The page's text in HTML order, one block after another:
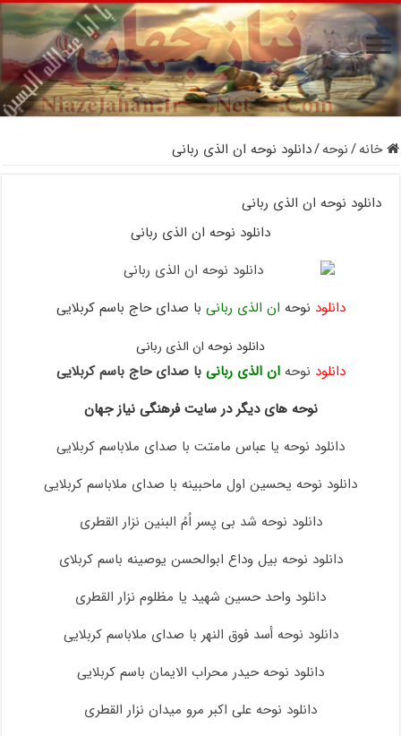
خانه/نوحه/دانلود نوحه ان الذی ربانی
دانلود نوحه ان الذی ربانی
دانلود نوحه ان الذی ربانی
دانلود نوحه ان الذی ربانی با صدای حاج باسم کربلایی
دانلود نوحه ان الذی ربانی
دانلود نوحه ان الذی ربانی با صدای حاج باسم کربلایی
نوحه های دیگر در سایت فرهنگی نیاز جهان
دانلود نوحه یا عباس مامتت با صدای ملاباسم کربلایی
دانلود نوحه یحسین اول ماحبینه با صدای ملاباسم کربلایی
دانلود نوحه شد بی پسر اُمُ البنین نزار القطری
دانلود نوحه بیل وداع ابوالحسن یوصینه باسم کربلای
دانلود واحد حسین شهید یا مظلوم نزار القطری
دانلود نوحه أسد فوق النهر با صدای ملاباسم کربلایی
دانلود نوحه حیدر محراب الایمان باسم کربلایی
دانلود نوحه علی اکبر مرو میدان نزار القطری